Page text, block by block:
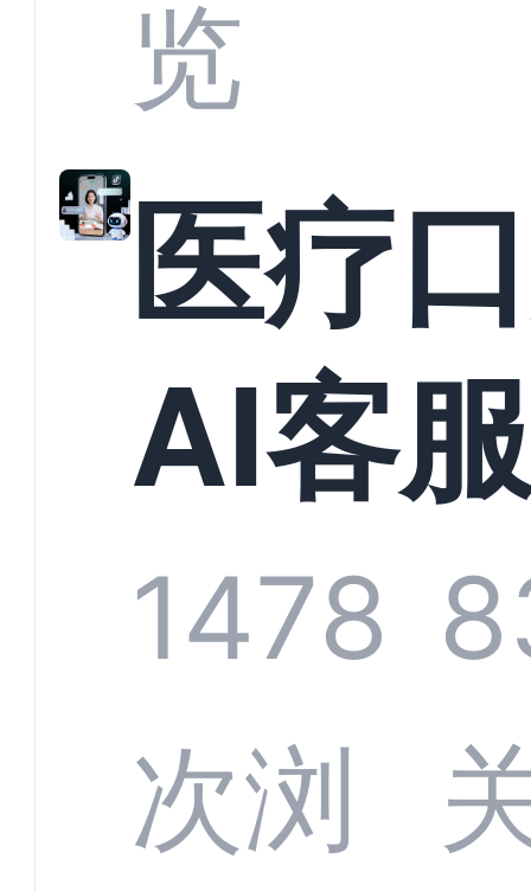
育机
现规
增长
字化
览
医疗
AI客
统全
数据
1478
次浏